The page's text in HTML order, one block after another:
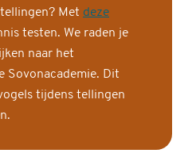
Met deze
testen. We raden je
naar het
Sovonacademie. Dit
tijdens tellingen